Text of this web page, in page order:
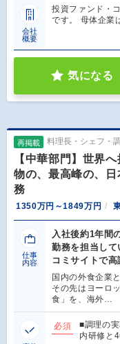
会社
概要
投資ファンド・
です。 母体企業
気になる
再掲載 料理長・シェフ・
【中華部門】世界
物の、最高峰の、
務
1350万円～1849万円
仕事
内容
入社後約1年間
勤務を担当し
コミサイトで高
国内の外食企業
その先はヨーロ
食」を、海外…
必須
■調理の
内研修と